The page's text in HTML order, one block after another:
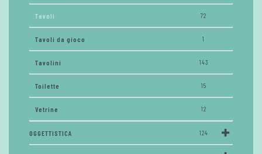
Tavoli 72
Tavoli da gioco 1
Tavolini 143
Toilette 15
Vetrine 12
OGGETTISTICA 124